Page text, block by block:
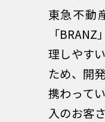
東急不動
「
理しやす
ため、開
携わって
入のお客